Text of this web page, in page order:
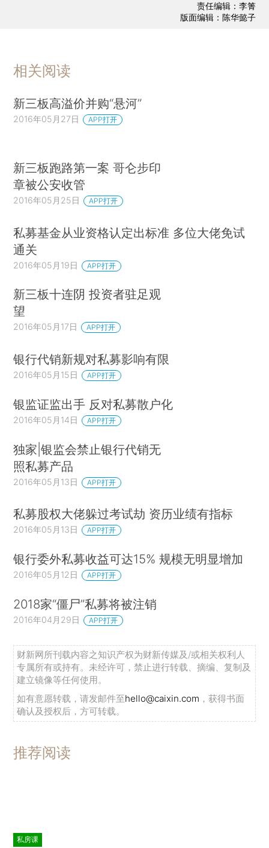
责任编辑：李箐
版面编辑：陈华懿子
相关阅读
新三板高溢价并购“悬河”
2016年05月27日 APP打开
新三板跑路第一案 哥仑步印
章被公安收管
2016年05月25日 APP打开
私募基金从业资格认定出标准 多位大佬免试
通关
2016年05月19日 APP打开
新三板十连阴 投资者驻足观
望
2016年05月17日 APP打开
银行代销新规对私募影响有限
2016年05月15日 APP打开
银监证监出手 反对私募散户化
2016年05月14日 APP打开
独家|银监会禁止银行代销无
照私募产品
2016年05月13日 APP打开
私募股权大佬躲过考试劫 资历业绩有指标
2016年05月13日 APP打开
银行委外私募收益可达15% 规模无明显增加
2016年05月12日 APP打开
2018家“僵尸”私募将被注销
2016年04月29日 APP打开
财新网所刊载内容之知识产权为财新传媒及/或相关权利人
专属所有或持有。未经许可，禁止进行转载、摘编、复制及
建立镜像等任何使用。
如有意愿转载，请发邮件至hello@caixin.com ，获得书面
确认及授权后，方可转载。
推荐阅读
私房课